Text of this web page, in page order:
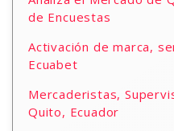
de Encuestas
Activación de marca,
Ecuabet
Mercaderistas,
Quito, Ecuador